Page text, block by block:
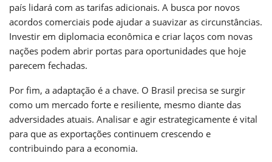
país lidará com as tarifas adicionais. A busca por novos
acordos comerciais pode ajudar a suavizar as circunstâncias.
Investir em diplomacia econômica e criar laços com novas
nações podem abrir portas para oportunidades que hoje
parecem fechadas.
Por fim, a adaptação é a chave. O Brasil precisa se surgir
como um mercado forte e resiliente, mesmo diante das
adversidades atuais. Analisar e agir estrategicamente é vital
para que as exportações continuem crescendo e
contribuindo para a economia.